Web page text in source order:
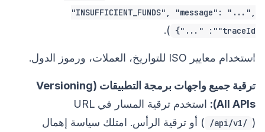
"INSUFFICIENT_FUNDS", "message": "...",
"traceId": "..."}
).
استخدام معايير ISO للتواريخ، العملات، ورموز الدول.
ترقية جميع واجهات برمجة التطبيقات (Versioning
All APIs):
استخدم ترقية المسار في URL
( /api/v1/
) أو ترقية الرأس. امتلك سياسة إهمال